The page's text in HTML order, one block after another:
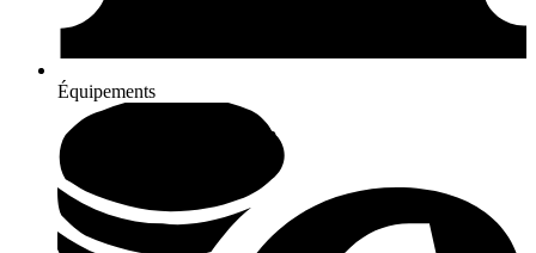
Équipements